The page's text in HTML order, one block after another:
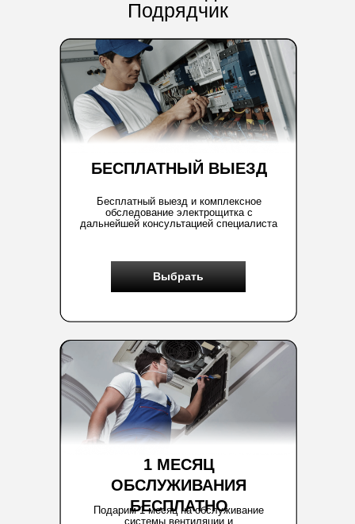
Подрядчик
БЕСПЛАТНЫЙ ВЫЕЗД
1 МЕСЯЦ
ОБСЛУЖИВАНИЯ
БЕСПЛАТНО
Бесплатный выезд и комплексное
обследование электрощитка с
дальнейшей консультацией специалиста
Подарим 1 месяц на обслуживание
системы вентиляции и
Выбрать